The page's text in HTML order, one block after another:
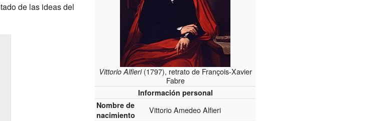
Vittorio Alfieri(1797), retrato de François-Xavier
Fabre
Información personal
Nombre de
nacimiento
Vittorio Amedeo Alfieri
de las ideas del